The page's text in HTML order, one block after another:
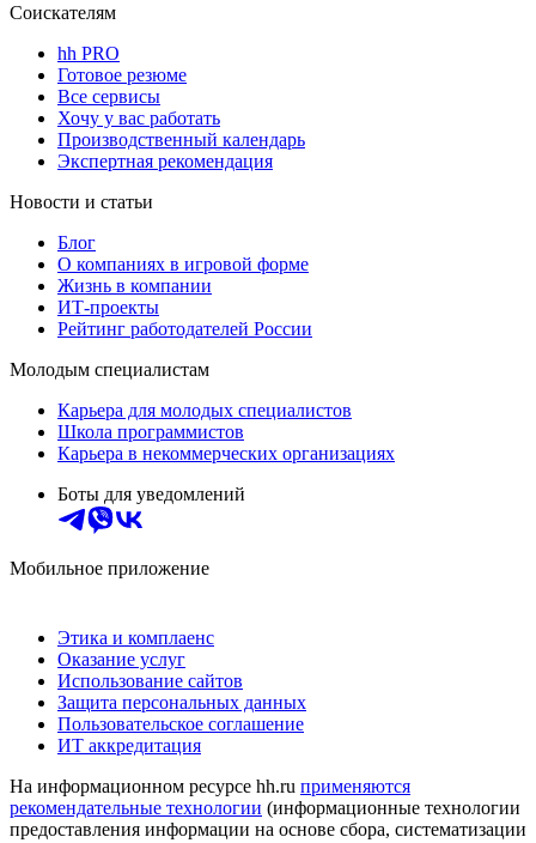
Соискателям
hh PRO
Готовое резюме
Все сервисы
Хочу у вас работать
Производственный календарь
Экспертная рекомендация
Новости и статьи
Блог
О компаниях в игровой форме
Жизнь в компании
ИТ-проекты
Рейтинг работодателей России
Молодым специалистам
Карьера для молодых специалистов
Школа программистов
Карьера в некоммерческих организациях
Боты для уведомлений
Мобильное приложение
Этика и комплаенс
Оказание услуг
Использование сайтов
Защита персональных данных
Пользовательское соглашение
ИТ аккредитация
На информационном ресурсе hh.ru применяются
рекомендательные технологии (информационные технологии
предоставления информации на основе сбора, систематизации